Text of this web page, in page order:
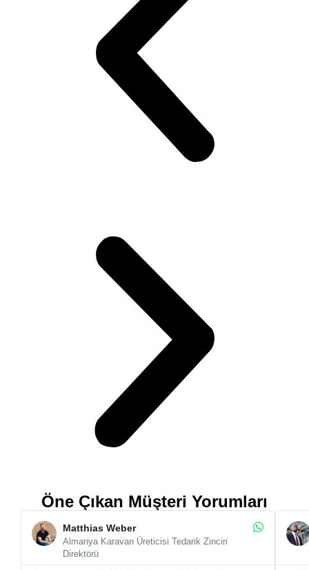
Öne Çıkan Müşteri Yorumları
Matthias Weber
Almanya Karavan Üreticisi Tedarik Zinciri
Direktörü